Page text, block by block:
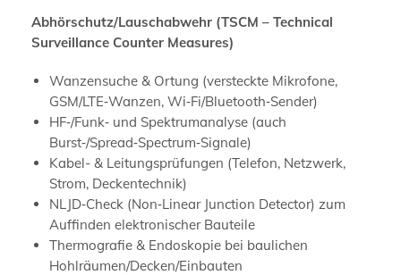
Abhörschutz/Lauschabwehr (TSCM – Technical
Surveillance Counter Measures)
Wanzensuche & Ortung (versteckte Mikrofone,
GSM/LTE‑Wanzen, Wi‑Fi/Bluetooth‑Sender)
HF‑/Funk‑ und Spektrumanalyse (auch
Burst‑/Spread‑Spectrum‑Signale)
Kabel- & Leitungsprüfungen (Telefon, Netzwerk,
Strom, Deckentechnik)
NLJD‑Check (Non‑Linear Junction Detector) zum
Auffinden elektronischer Bauteile
Thermografie & Endoskopie bei baulichen
Hohlräumen/Decken/Einbauten